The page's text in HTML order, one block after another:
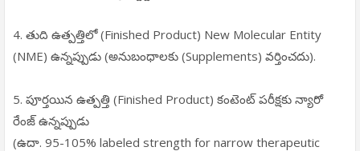
4. తుది ఉత్పత్తిలో (Finished Product) New Molecular Entity
(NME) ఉన్నప్పుడు (అనుబంధాలకు (Supplements) వర్తించదు).
5. పూర్తయిన ఉత్పత్తి (Finished Product) కంటెంట్ పరీక్షకు న్యారో
రేంజ్ ఉన్నప్పుడు
(ఉదా. 95-105% labeled strength for narrow therapeutic